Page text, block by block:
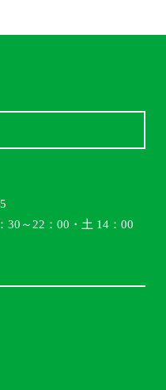
30～22：00・土 14：00